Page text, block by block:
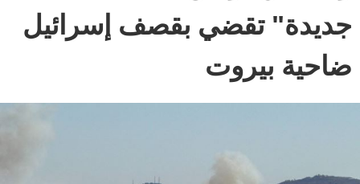
جديدة" تقضي بقصف إسرائيل
ضاحية بيروت